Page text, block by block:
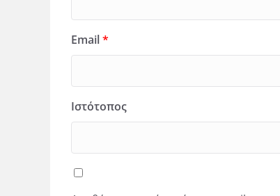
Email*
Ιστότοπος